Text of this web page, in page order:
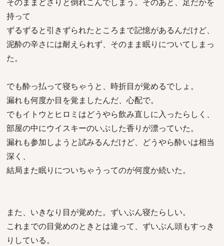
持って
ずるずると引きずられたところまで記憶があるんだけど、
泥酔の辛さには耐えられず、そのまま眠りについてしまっ
た。
でも酔っ払って寝ちゃうと、時折目が覚めるでしょ。
漏れも何度か目を覚ましたんだ、心配で。
でもイトウとヒロミはどうやら飲み直しに入ったらしく、
部屋の中にウイスキーのいぶした香りが漂っていた。
漏れも参加しようと試みるんだけど、どうやら酔いは相当
深く、
結局また眠りについちゃうってのが何度か続いた。
また、いきなり目が覚めた。ずいぶん寝たらしい。
これまでの目覚めのときとは違って、ずいぶん頭もすっき
りしている。